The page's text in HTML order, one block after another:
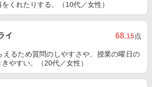
くれたりする。（10代／女性）
イ 68.15点
えるため質問のしやすさや、授業の曜日の
やすい。（20代／女性）